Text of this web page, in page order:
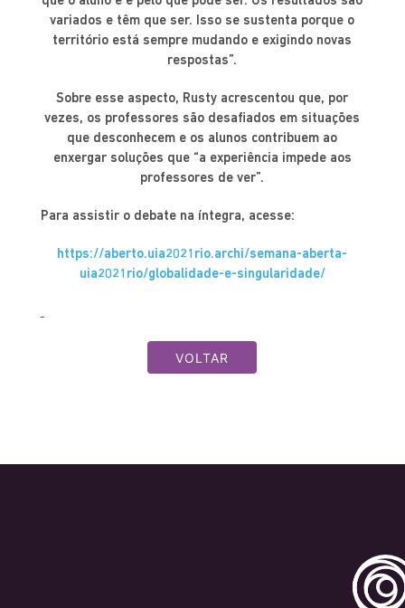
variados e têm que ser. Isso se sustenta porque o
território está sempre mudando e exigindo novas
respostas”.
Sobre esse aspecto, Rusty acrescentou que, por
vezes, os professores são desafiados em situações
que desconhecem e os alunos contribuem ao
enxergar soluções que “a experiência impede aos
professores de ver”.
Para assistir o debate na íntegra, acesse:
https://aberto.uia2021rio.archi/semana-aberta-
uia2021rio/globalidade-e-singularidade/
VOLTAR